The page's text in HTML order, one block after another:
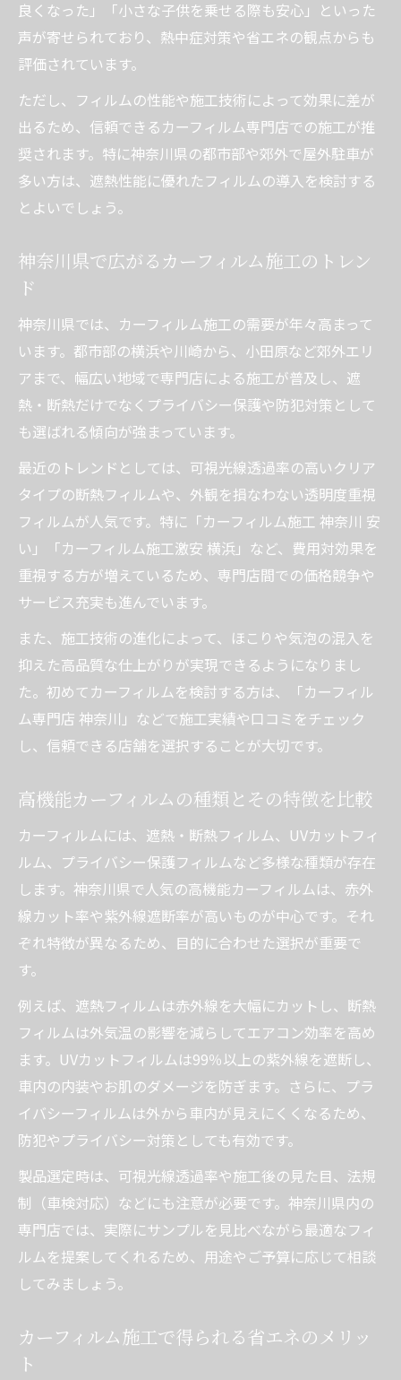
良くなった」「小さな子供を乗せる際も安心」といった
声が寄せられており、熱中症対策や省エネの観点からも
評価されています。
ただし、フィルムの性能や施工技術によって効果に差が
出るため、信頼できるカーフィルム専門店での施工が推
奨されます。特に神奈川県の都市部や郊外で屋外駐車が
多い方は、遮熱性能に優れたフィルムの導入を検討する
とよいでしょう。
神奈川県で広がるカーフィルム施工のトレン
ド
神奈川県では、カーフィルム施工の需要が年々高まって
います。都市部の横浜や川崎から、小田原など郊外エリ
アまで、幅広い地域で専門店による施工が普及し、遮
熱・断熱だけでなくプライバシー保護や防犯対策として
も選ばれる傾向が強まっています。
最近のトレンドとしては、可視光線透過率の高いクリア
タイプの断熱フィルムや、外観を損なわない透明度重視
フィルムが人気です。特に「カーフィルム施工 神奈川 安
い」「カーフィルム施工激安 横浜」など、費用対効果を
重視する方が増えているため、専門店間での価格競争や
サービス充実も進んでいます。
また、施工技術の進化によって、ほこりや気泡の混入を
抑えた高品質な仕上がりが実現できるようになりまし
た。初めてカーフィルムを検討する方は、「カーフィル
ム専門店 神奈川」などで施工実績や口コミをチェック
し、信頼できる店舗を選択することが大切です。
高機能カーフィルムの種類とその特徴を比較
カーフィルムには、遮熱・断熱フィルム、UVカットフィ
ルム、プライバシー保護フィルムなど多様な種類が存在
します。神奈川県で人気の高機能カーフィルムは、赤外
線カット率や紫外線遮断率が高いものが中心です。それ
ぞれ特徴が異なるため、目的に合わせた選択が重要で
す。
例えば、遮熱フィルムは赤外線を大幅にカットし、断熱
フィルムは外気温の影響を減らしてエアコン効率を高め
ます。UVカットフィルムは99％以上の紫外線を遮断し、
車内の内装やお肌のダメージを防ぎます。さらに、プラ
イバシーフィルムは外から車内が見えにくくなるため、
防犯やプライバシー対策としても有効です。
製品選定時は、可視光線透過率や施工後の見た目、法規
制（車検対応）などにも注意が必要です。神奈川県内の
専門店では、実際にサンプルを見比べながら最適なフィ
ルムを提案してくれるため、用途やご予算に応じて相談
してみましょう。
カーフィルム施工で得られる省エネのメリッ
ト